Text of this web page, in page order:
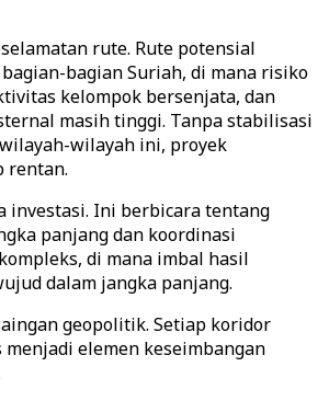
rute. Rute potensial
bagian Suriah, di mana risiko
kelompok bersenjata, dan
masih tinggi. Tanpa stabilisasi
wilayah ini, proyek
rentan.
investasi. Ini berbicara tentang
panjang dan koordinasi
di mana imbal hasil
dalam jangka panjang.
geopolitik. Setiap koridor
elemen keseimbangan